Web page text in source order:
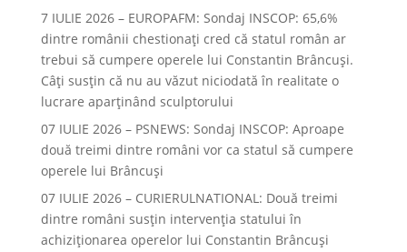
7 IULIE 2026 – EUROPAFM: Sondaj INSCOP: 65,6%
dintre românii chestionați cred că statul român ar
trebui să cumpere operele lui Constantin Brâncuși.
Câți susțin că nu au văzut niciodată în realitate o
lucrare aparținând sculptorului
07 IULIE 2026 – PSNEWS: Sondaj INSCOP: Aproape
două treimi dintre români vor ca statul să cumpere
operele lui Brâncuși
07 IULIE 2026 – CURIERULNATIONAL: Două treimi
dintre români susțin intervenția statului în
achiziționarea operelor lui Constantin Brâncuși